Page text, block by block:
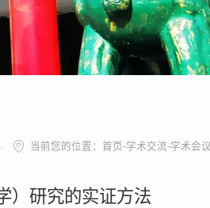
当前您的位置：首页-学术交流-学术会
）研究的实证方法